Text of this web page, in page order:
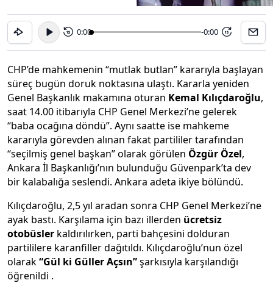
15 0:00 -0:00 15
CHP’de mahkemenin “mutlak butlan” kararıyla başlayan
süreç bugün doruk noktasına ulaştı. Kararla yeniden
Genel Başkanlık makamına oturan Kemal Kılıçdaroğlu,
saat 14.00 itibarıyla CHP Genel Merkezi’ne gelerek
“baba ocağına döndü”. Aynı saatte ise mahkeme
kararıyla görevden alınan fakat partililer tarafından
“seçilmiş genel başkan” olarak görülen Özgür Özel,
Ankara İl Başkanlığı’nın bulunduğu Güvenpark’ta dev
bir kalabalığa seslendi. Ankara adeta ikiye bölündü.
Kılıçdaroğlu, 2,5 yıl aradan sonra CHP Genel Merkezi’ne
ayak bastı. Karşılama için bazı illerden ücretsiz
otobüsler kaldırılırken, parti bahçesini dolduran
partililere karanfiller dağıtıldı. Kılıçdaroğlu’nun özel
olarak“Gül ki Güller Açsın”şarkısıyla karşılandığı
öğrenildi .